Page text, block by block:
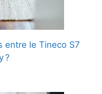
entre le Tineco S7
?